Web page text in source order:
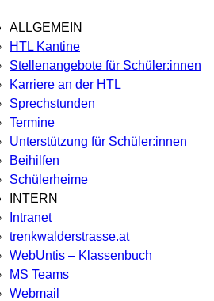
ALLGEMEIN
HTL Kantine
Stellenangebote für Schüler:innen
Karriere an der HTL
Sprechstunden
Termine
Unterstützung für Schüler:innen
Beihilfen
Schülerheime
INTERN
Intranet
trenkwalderstrasse.at
WebUntis – Klassenbuch
MS Teams
Webmail